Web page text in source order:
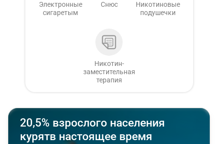
Электронные
сигаретым
Снюс
Никотиновые
подушечки
Никотин-
заместительная
терапия
20,5% взрослого населения
курятв настоящее время